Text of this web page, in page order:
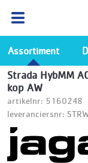
Ga naar de
Assortiment
Strada HybMM
kop AW
artikelnr: 5160248
leveranciersnr: